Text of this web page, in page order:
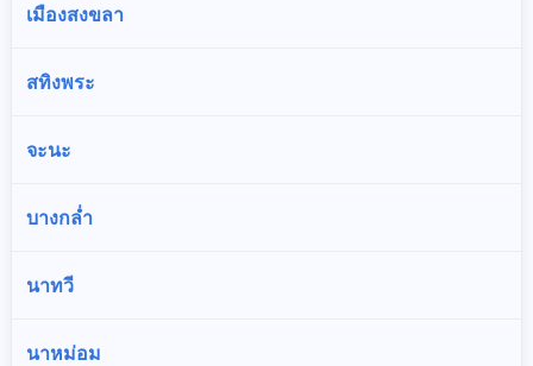
เมืองสงขลา
สทิงพระ
จะนะ
บางกล่ำ
นาทวี
นาหม่อม